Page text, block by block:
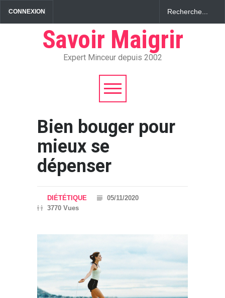
CONNEXION
Savoir Maigrir
Expert Minceur depuis 2002
Bien bouger pour
mieux se
dépenser
DIÉTÉTIQUE
05/11/2020
3770 Vues